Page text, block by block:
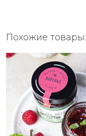
Похожие товары: